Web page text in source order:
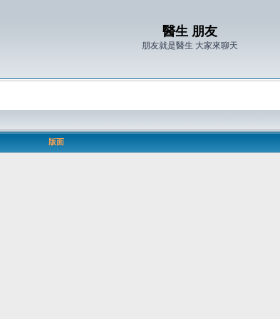
醫生 朋友
朋友就是醫生 大家來聊天
版面